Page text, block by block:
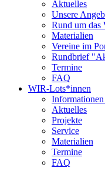
Aktuelles
Unsere
Rund um
Materialien
Vereine im
Rundbrief
Termine
FAQ
WIR-Lots*innen
Aktuelles
Projekte
Service
Materialien
Termine
FAQ